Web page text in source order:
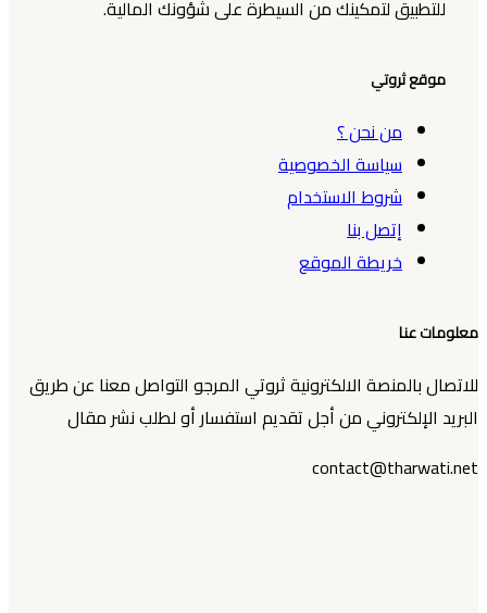
للتطبيق لتمكينك من السيطرة على شؤونك المالية.
موقع ثروتي
من نحن ؟
سياسة الخصوصية
شروط الاستخدام
إتصل بنا
خريطة الموقع
معلومات عنا
للاتصال بالمنصة الالكترونية ثروتي المرجو التواصل معنا عن طريق
البريد الإلكتروني من أجل تقديم استفسار أو لطلب نشر مقال
contact@tharwati.net